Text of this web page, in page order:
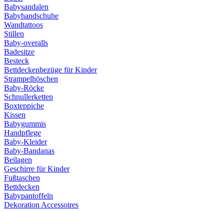
Babysandalen
Babyhandschuhe
Wandtattoos
Stillen
Baby-overalls
Badesitze
Besteck
Bettdeckenbezüge für Kinder
Strampelhöschen
Baby-Röcke
Schnullerketten
Boxteppiche
Kissen
Babygummis
Handpflege
Baby-Kleider
Baby-Bandanas
Beilagen
Geschirre für Kinder
Fußtaschen
Bettdecken
Babypantoffeln
Dekoration Accessoires